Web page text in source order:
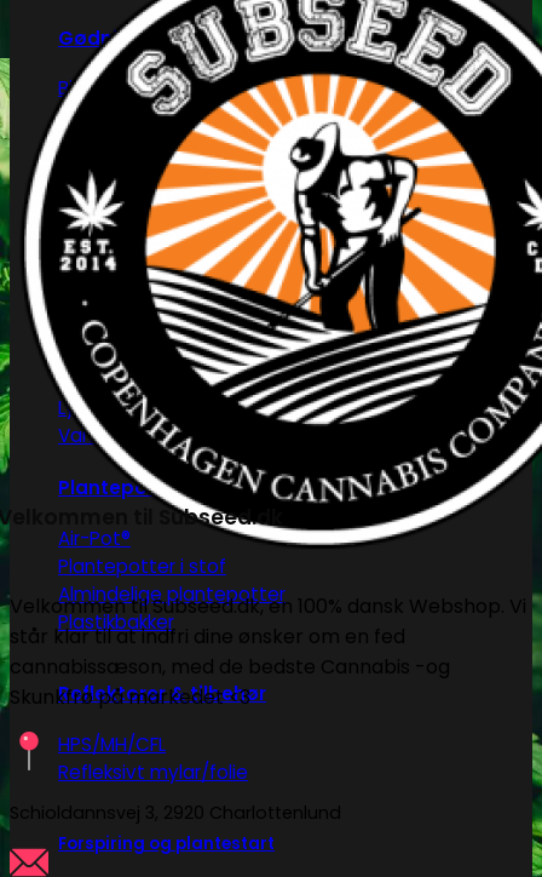
Gødning
Biobizz
Ventilation
Blæsere
Ventilationsrør -og slanger
Blæseregulator
Automatisering
Tidskontrol
Klimakontrol
Lys skinner
Vandkølere
Plantepotter og bakker
Air-Pot®
Plantepotter i stof
Almindelige plantepotter
Plastikbakker
Reflektorer & tilbehør
HPS/MH/CFL
Refleksivt mylar/folie
Forspiring og plantestart
til Subseed.dk
Velkommen til Subseed.dk, en 100% dansk Webshop. Vi
står klar til at indfri dine ønsker om en fed
cannabissæson, med de bedste Cannabis -og
Skunkfrø på markedet <3
Schioldannsvej 3, 2920 Charlottenlund